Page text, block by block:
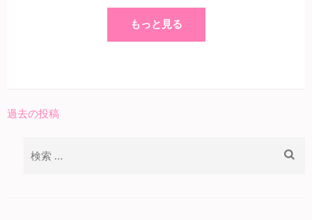
もっと見る
過去の投稿